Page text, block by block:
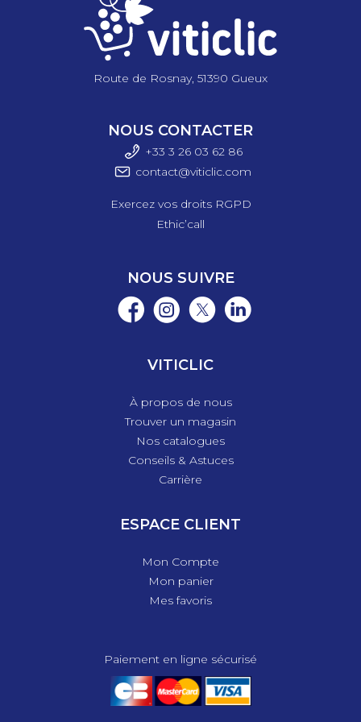
Route de Rosnay, 51390 Gueux
NOUS CONTACTER
+33 3 26 03 62 86
contact@viticlic.com
Exercez vos droits RGPD
Ethic’call
NOUS SUIVRE
VITICLIC
À propos de nous
Trouver un magasin
Nos catalogues
Conseils & Astuces
Carrière
ESPACE CLIENT
Mon Compte
Mon panier
Mes favoris
Paiement en ligne sécurisé